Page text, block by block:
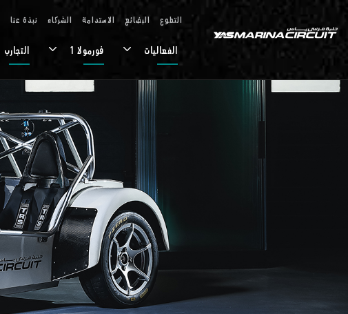
التطوع البضائع الاستدامة الشركاء نبذة عنا
الفعاليات فورمولا 1 التجارب